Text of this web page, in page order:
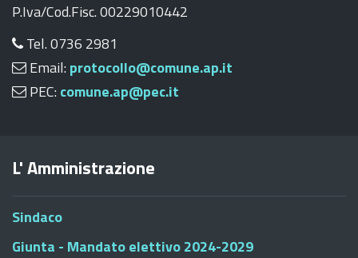
P.Iva/Cod.Fisc. 00229010442
Tel. 0736 2981
Email: protocollo@comune.ap.it
PEC: comune.ap@pec.it
L' Amministrazione
Sindaco
Giunta - Mandato elettivo 2024-2029